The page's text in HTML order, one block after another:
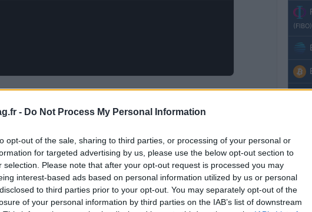
- Do Not Process My Personal Information
opt-out of the sale, sharing to third parties, or processing of your personal or
for targeted advertising by us, please use the below opt-out section to
selection. Please note that after your opt-out request is processed you may
interest-based ads based on personal information utilized by us or personal
to third parties prior to your opt-out. You may separately opt-out of the
of your personal information by third parties on the IAB’s list of downstream
et le CAB sont dans l’IBAN. En fait, ce sont deux
et vous devez les connaître pour transférer de
nous verrons ce que sont ABI et CAB dans
IBAN?
(FIBO)